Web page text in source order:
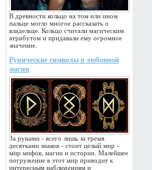
В древности кольцо на том или ином
пальце могло многое рассказать о
владельце. Кольцо считали магическим
атрибутом и придавали ему огромное
значение.
Рунические символы в любовной
магии
За рунами - всего лишь за тремя
десятками знаков - стоит целый мир -
мир мифов, магии и истории. Малейшее
погружение в этот мир приводит к
интересным наблюдениям и